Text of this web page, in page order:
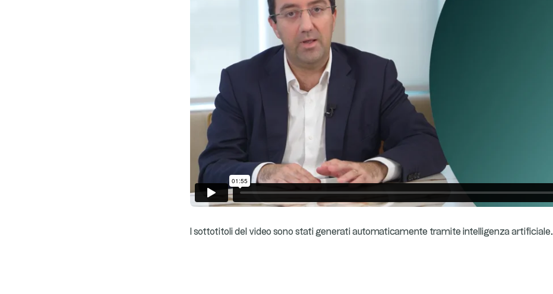
I sottotitoli del video sono stati generati automaticamente tramite intelligenza artificiale.